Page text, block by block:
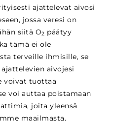
ajattelevat aivosi
jossa veresi on
siitä O2 päätyy
tämä ei ole
terveille ihmisille, se
aivojesi
voivat tuottaa
voi auttaa poistamaan
joita yleensä
maailmasta.